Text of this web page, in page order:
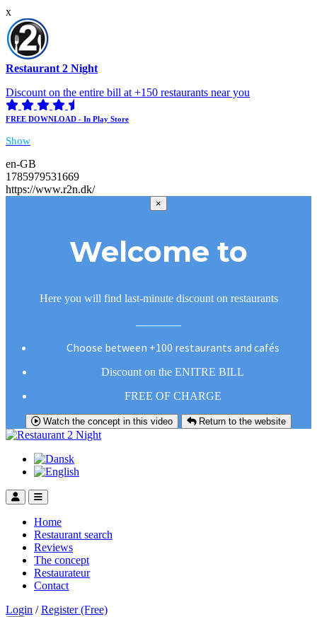
x
Restaurant 2 Night
Discount on the entire bill at +150 restaurants near you
FREE DOWNLOAD - In Play Store
Show
en-GB
1785979531669
https://www.r2n.dk/
×
Welcome to
Here you will find last-minute discount on restaurants
Choose between +100 restaurants and cafés
Discount on the ENITRE BILL
FREE OF CHARGE
Watch the concept in this video Return to the website
Home
Restaurant search
Reviews
The concept
Restaurateur
Contact
Login / Register (Free)